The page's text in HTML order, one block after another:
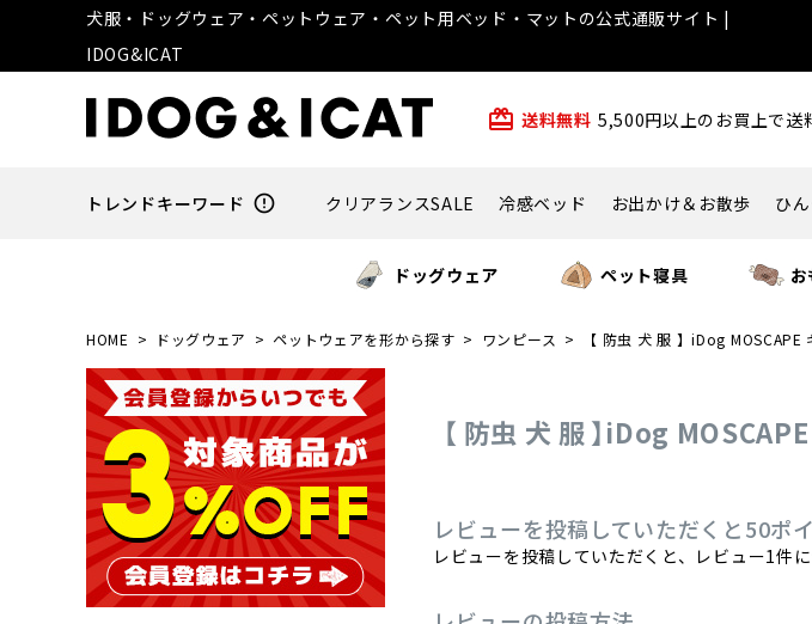
犬服・ドッグウェア・ペットウェア・ペット用ベッド・マットの公式通販サイト |
IDOG&ICAT
card_giftcard 送料無料 5,500円以上のお買上で送
トレンドキーワード error_outline クリアランスSALE 冷感ベッド お出かけ＆お散歩 ひ
ドッグウェア ペット寝具
HOME ドッグウェア ペットウェアを形から探す ワンピース 【 防虫 犬 服 】iDog
【 防虫 犬 服 】iDog
レビューを投稿していただくと50ポ
レビューを投稿していただくと、レビュー1件